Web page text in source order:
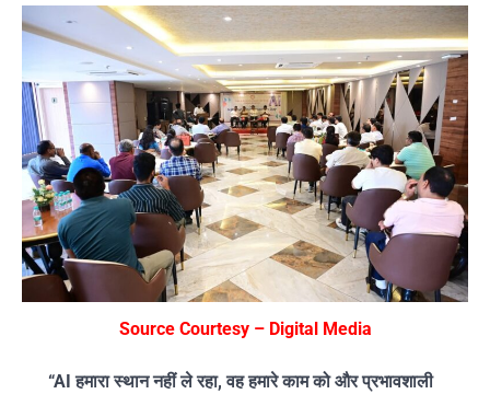
Source Courtesy – Digital Media
“AI हमारा स्थान नहीं ले रहा, वह हमारे काम को और प्रभावशाली